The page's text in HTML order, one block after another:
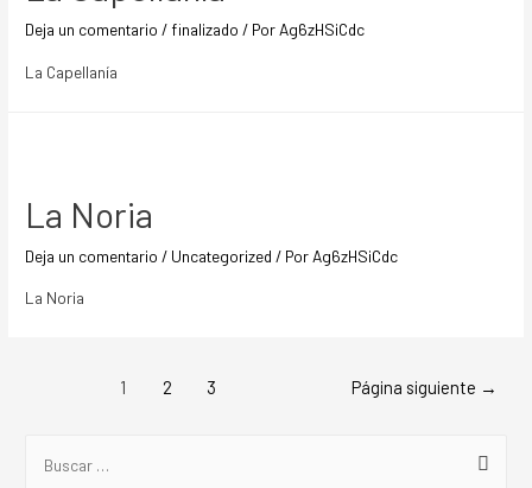
Deja un comentario / finalizado / PorAg6zHSiCdc
La Capellanía
La Noria
Deja un comentario / Uncategorized / Por Ag6zHSiCdc
La Noria
1 2 3 Página siguiente →